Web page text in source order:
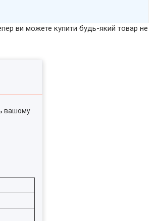
ви можете купити будь-який товар не
вашому